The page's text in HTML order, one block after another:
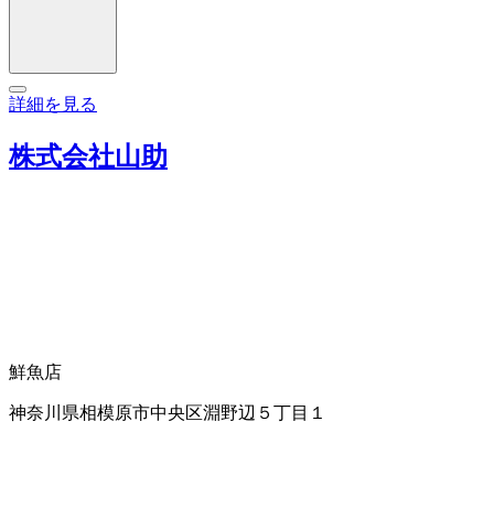
詳細を見る
株式会社山助
鮮魚店
神奈川県相模原市中央区淵野辺５丁目１